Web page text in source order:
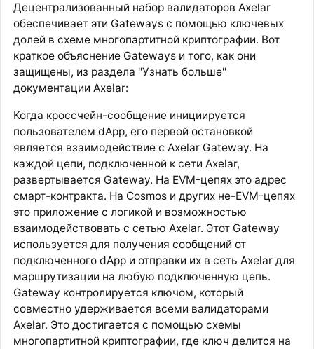
Децентрализованный набор валидаторов Axelar
обеспечивает эти Gateways с помощью ключевых
долей в схеме многопартитной криптографии. Вот
краткое объяснение Gateways и того, как они
защищены, из раздела "Узнать больше"
документации Axelar:
Когда кроссчейн-сообщение инициируется
пользователем dApp, его первой остановкой
является взаимодействие с Axelar Gateway. На
каждой цепи, подключенной к сети Axelar,
развертывается Gateway. На EVM-цепях это адрес
смарт-контракта. На Cosmos и других не-EVM-цепях
это приложение с логикой и возможностью
взаимодействовать с сетью Axelar. Этот Gateway
используется для получения сообщений от
подключенного dApp и отправки их в сеть Axelar для
маршрутизации на любую подключенную цепь.
Gateway контролируется ключом, который
совместно удерживается всеми валидаторами
Axelar. Это достигается с помощью схемы
многопартитной криптографии, где ключ делится на